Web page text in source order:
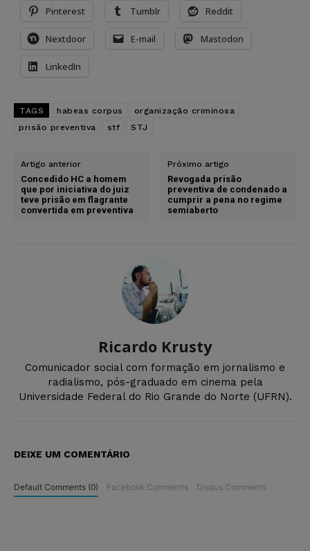
Pinterest Tumblr Reddit
Nextdoor E-mail Mastodon
LinkedIn
TAGS habeas corpus
organização criminosa
prisão preventiva
stf STJ
Artigo anterior
Concedido HC a homem
que por iniciativa do juiz
teve prisão em flagrante
convertida em preventiva
Próximo artigo
Revogada prisão
preventiva de condenado a
cumprir a pena no regime
semiaberto
Ricardo Krusty
Comunicador social com formação em jornalismo e
radialismo, pós-graduado em cinema pela
Universidade Federal do Rio Grande do Norte (UFRN).
DEIXE UM COMENTÁRIO
Default Comments (0) Facebook Comments Disqus Comments